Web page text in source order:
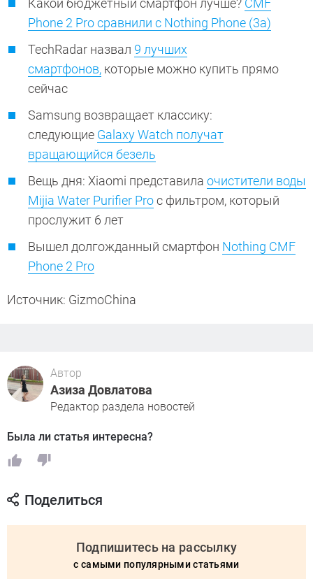
Какой бюджетный смартфон лучше? CMF
Phone 2 Pro сравнили с Nothing Phone (3a)
TechRadar назвал 9 лучших
смартфонов, которые можно купить прямо
сейчас
Samsung возвращает классику:
следующие Galaxy Watch получат
вращающийся безель
Вещь дня: Xiaomi представила очистители воды
Mijia Water Purifier Proс фильтром, который
прослужит 6 лет
Вышел долгожданный смартфон Nothing CMF
Phone 2 Pro
Источник: GizmoChina
Автор
Азиза Довлатова
Редактор раздела новостей
Была ли статья интересна?
Поделиться
Подпишитесь на рассылку
с самыми популярными статьями